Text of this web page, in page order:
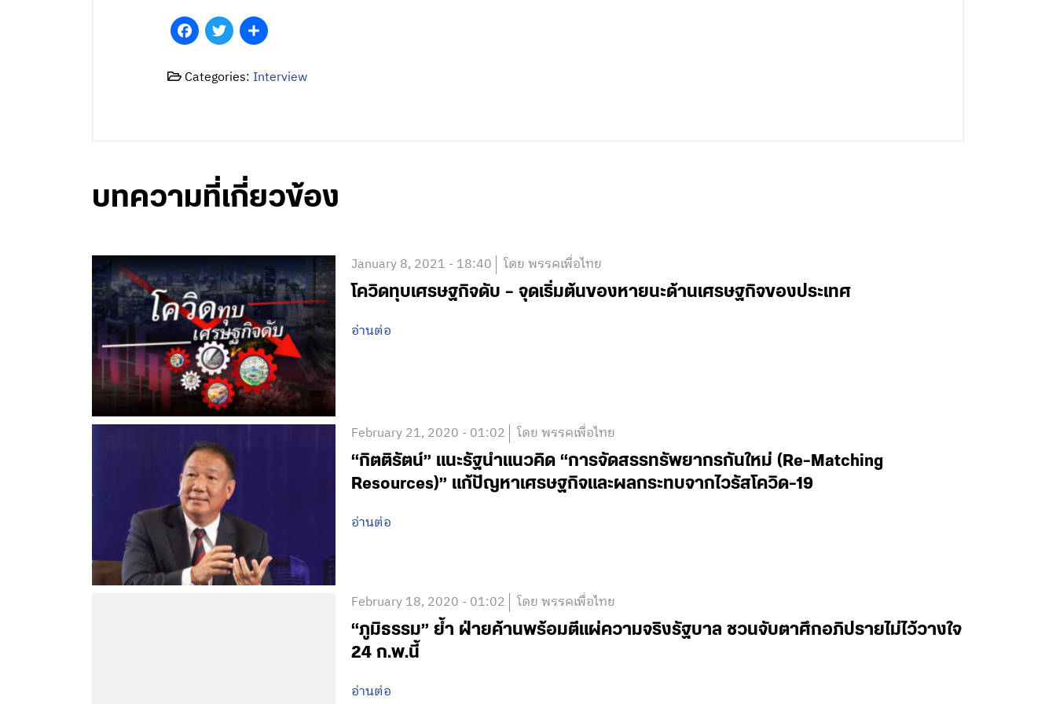
Facebook
TwitterShare
Categories: Interview
บทความที่เกี่ยวข้อง
January 8, 2021 - 18:40 โดย พรรคเพื่อไทย
โควิดทุบเศรษฐกิจดับ – จุดเริ่มต้นของหายนะด้านเศรษฐกิจของประเทศ
อ่านต่อ
February 21, 2020 - 01:02 โดย พรรคเพื่อไทย
“กิตติรัตน์” แนะรัฐนำแนวคิด “การจัดสรรทรัพยากรกันใหม่ (Re-Matching
Resources)” แก้ปัญหาเศรษฐกิจและผลกระทบจากไวรัสโควิด-19
อ่านต่อ
February 18, 2020 - 01:02 โดย พรรคเพื่อไทย
“ภูมิธรรม” ย้ำ ฝ่ายค้านพร้อมตีแผ่ความจริงรัฐบาล ชวนจับตาศึกอภิปรายไม่ไว้วางใจ
24 ก.พ.นี้
อ่านต่อ